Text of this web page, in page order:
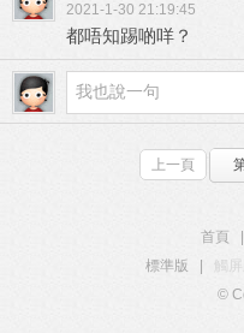
2021-1-30 21:19:45
都唔知踢啲咩？
上一頁
首頁
標準版
觸
©